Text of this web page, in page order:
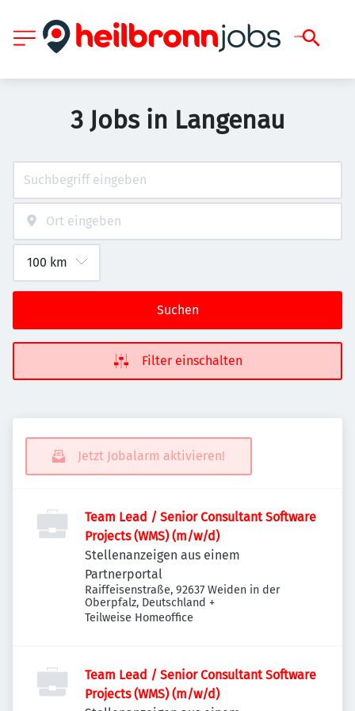
3 Jobs in Langenau
Suchen
Filter einschalten
Jetzt Jobalarm aktivieren!
Team Lead / Senior Consultant Software
Projects (WMS) (m/w/d)
Stellenanzeigen aus einem
Partnerportal
Raiffeisenstraße, 92637 Weiden in der
Oberpfalz, Deutschland +
Teilweise Homeoffice
Team Lead / Senior Consultant Software
Projects (WMS) (m/w/d)